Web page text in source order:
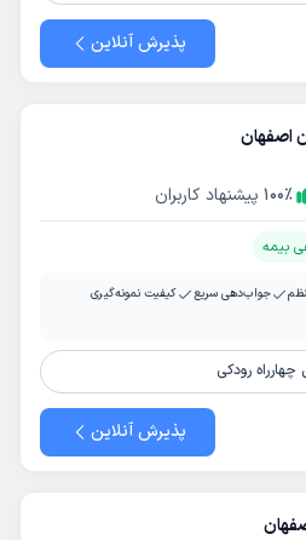
پذیرش آنلاین
اصفهان
100٪ پیشنهاد کاربران
بیمه
جواب‌دهی سریع
کیفیت نمونه‌گیری
رودکی
پذیرش آنلاین